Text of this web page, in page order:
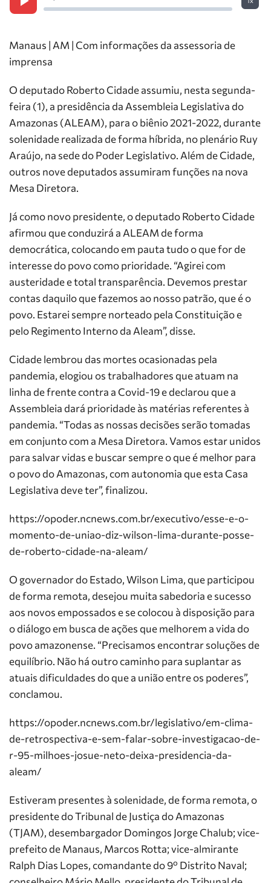
Manaus | AM | Com informações da assessoria de
imprensa
O deputado Roberto Cidade assumiu, nesta segunda-
feira (1), a presidência da Assembleia Legislativa do
Amazonas (ALEAM), para o biênio 2021-2022, durante
solenidade realizada de forma híbrida, no plenário Ruy
Araújo, na sede do Poder Legislativo. Além de Cidade,
outros nove deputados assumiram funções na nova
Mesa Diretora.
Já como novo presidente, o deputado Roberto Cidade
afirmou que conduzirá a ALEAM de forma
democrática, colocando em pauta tudo o que for de
interesse do povo como prioridade. “Agirei com
austeridade e total transparência. Devemos prestar
contas daquilo que fazemos ao nosso patrão, que é o
povo. Estarei sempre norteado pela Constituição e
pelo Regimento Interno da Aleam”, disse.
Cidade lembrou das mortes ocasionadas pela
pandemia, elogiou os trabalhadores que atuam na
linha de frente contra a Covid-19 e declarou que a
Assembleia dará prioridade às matérias referentes à
pandemia. “Todas as nossas decisões serão tomadas
em conjunto com a Mesa Diretora. Vamos estar unidos
para salvar vidas e buscar sempre o que é melhor para
o povo do Amazonas, com autonomia que esta Casa
Legislativa deve ter”, finalizou.
https://opoder.ncnews.com.br/executivo/esse-e-o-
momento-de-uniao-diz-wilson-lima-durante-posse-
de-roberto-cidade-na-aleam/
O governador do Estado, Wilson Lima, que participou
de forma remota, desejou muita sabedoria e sucesso
aos novos empossados e se colocou à disposição para
o diálogo em busca de ações que melhorem a vida do
povo amazonense. “Precisamos encontrar soluções de
equilíbrio. Não há outro caminho para suplantar as
atuais dificuldades do que a união entre os poderes”,
conclamou.
https://opoder.ncnews.com.br/legislativo/em-clima-
de-retrospectiva-e-sem-falar-sobre-investigacao-de-
r-95-milhoes-josue-neto-deixa-presidencia-da-
aleam/
Estiveram presentes à solenidade, de forma remota, o
presidente do Tribunal de Justiça do Amazonas
(TJAM), desembargador Domingos Jorge Chalub; vice-
prefeito de Manaus, Marcos Rotta; vice-almirante
Ralph Dias Lopes, comandante do 9º Distrito Naval;